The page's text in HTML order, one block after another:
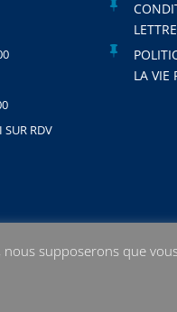
SUR RDV


LA VIE
supposerons que